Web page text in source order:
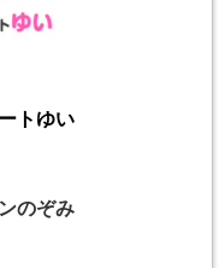
トゆい
のぞみ